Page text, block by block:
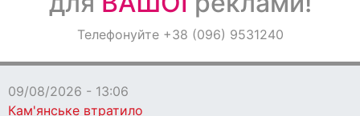
ОголошенняТелефонуйте +38 (096) 9531240
09/08/2026 - 13:06
Кам'янське втратило